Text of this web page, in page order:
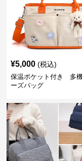
¥5,000 (税込)
保温ポケット付き 多
ーズバッグ